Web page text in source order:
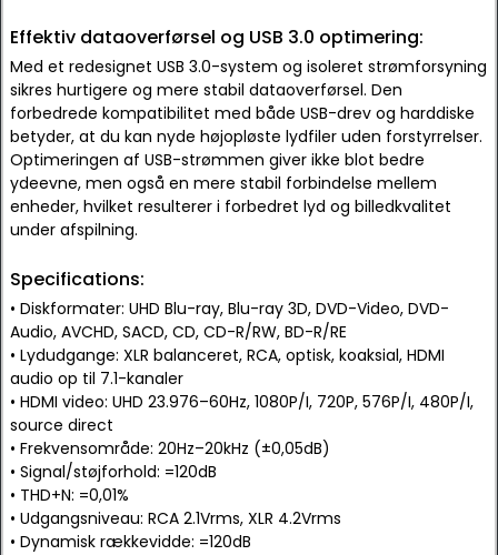
Effektiv dataoverførsel og USB 3.0 optimering:
Med et redesignet USB 3.0-system og isoleret strømforsyning
sikres hurtigere og mere stabil dataoverførsel. Den
forbedrede kompatibilitet med både USB-drev og harddiske
betyder, at du kan nyde højopløste lydfiler uden forstyrrelser.
Optimeringen af USB-strømmen giver ikke blot bedre
ydeevne, men også en mere stabil forbindelse mellem
enheder, hvilket resulterer i forbedret lyd og billedkvalitet
under afspilning.
Specifications:
• Diskformater: UHD Blu-ray, Blu-ray 3D, DVD-Video, DVD-
Audio, AVCHD, SACD, CD, CD-R/RW, BD-R/RE
• Lydudgange: XLR balanceret, RCA, optisk, koaksial, HDMI
audio op til 7.1-kanaler
• HDMI video: UHD 23.976–60Hz, 1080P/I, 720P, 576P/I, 480P/I,
source direct
• Frekvensområde: 20Hz–20kHz (±0,05dB)
• Signal/støjforhold: =120dB
• THD+N: =0,01%
• Udgangsniveau: RCA 2.1Vrms, XLR 4.2Vrms
• Dynamisk rækkevidde: =120dB